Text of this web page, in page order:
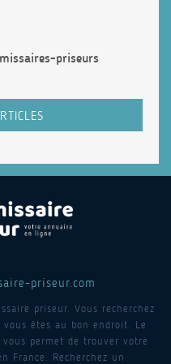
priseurs
priseur.com
priseur. Vous recherchez
êtes au bon endroit. Le
permet de trouver votre
France. Recherchez un